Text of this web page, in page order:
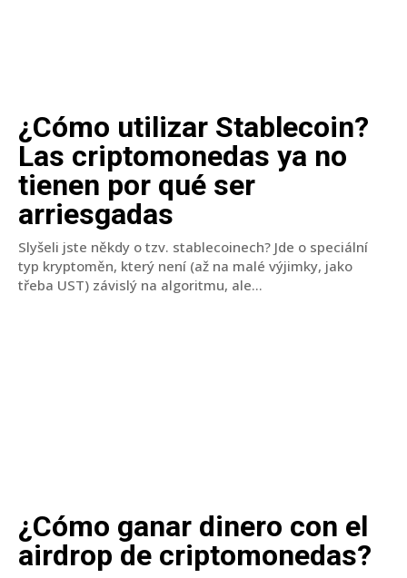
¿Cómo utilizar Stablecoin?
Las criptomonedas ya no
tienen por qué ser
arriesgadas
Slyšeli jste někdy o tzv. stablecoinech? Jde o speciální
typ kryptoměn, který není (až na malé výjimky, jako
třeba UST) závislý na algoritmu, ale...
¿Cómo ganar dinero con el
airdrop de criptomonedas?